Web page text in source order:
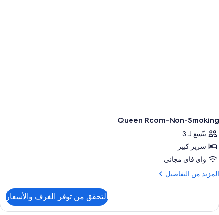
Queen Room-Non-Smoking
يتّسع لـ 3
سرير كبير
واي فاي مجاني
المزيد من التفاصيل
المزيد
Queen
التحقق من توفر الغرف والأسعار